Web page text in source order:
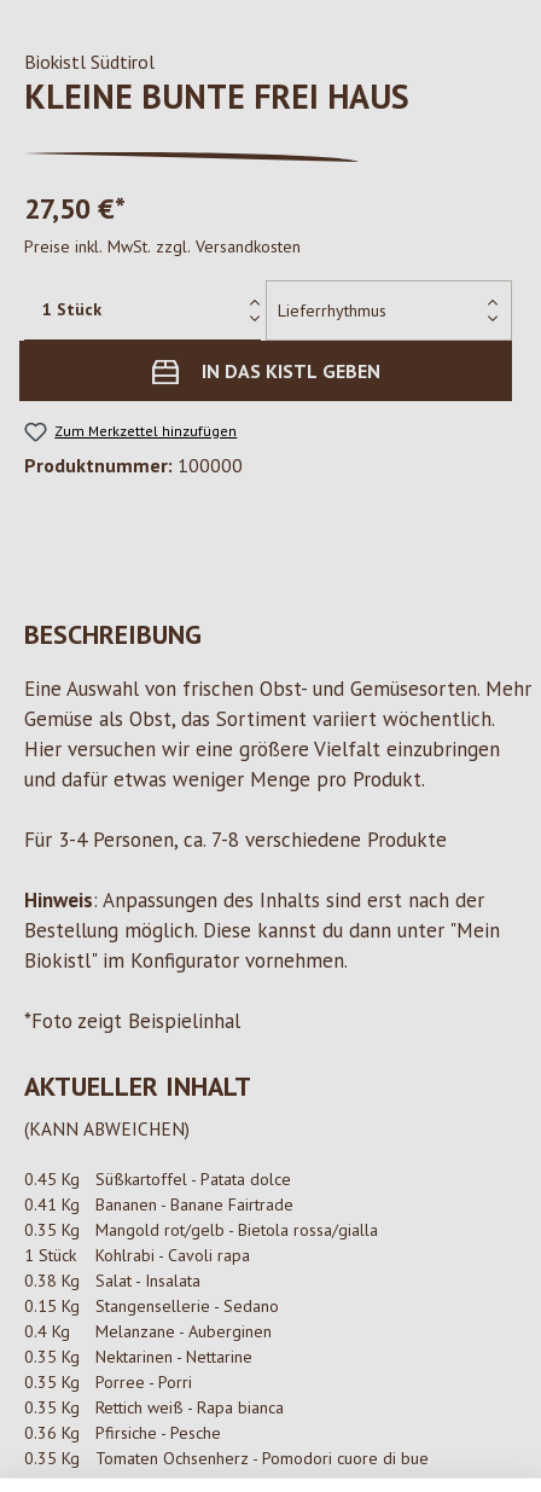
Biokistl Südtirol
KLEINE BUNTE FREI HAUS
27,50 €*
Preise inkl. MwSt. zzgl. Versandkosten
IN DAS KISTL GEBEN
Zum Merkzettel hinzufügen
Produktnummer: 100000
BESCHREIBUNG
Eine Auswahl von frischen Obst- und Gemüsesorten. Mehr
Gemüse als Obst, das Sortiment variiert wöchentlich.
Hier versuchen wir eine größere Vielfalt einzubringen
und dafür etwas weniger Menge pro Produkt.
Für 3-4 Personen, ca. 7-8 verschiedene Produkte
Hinweis: Anpassungen des Inhalts sind erst nach der
Bestellung möglich. Diese kannst du dann unter "Mein
Biokistl" im Konfigurator vornehmen.
*Foto zeigt Beispielinhal
AKTUELLER INHALT
(KANN ABWEICHEN)
0.45 Kg
Süßkartoffel - Patata dolce
0.41 Kg
Bananen - Banane Fairtrade
0.35 Kg
Mangold rot/gelb - Bietola rossa/gialla
1 Stück
Kohlrabi - Cavoli rapa
0.38 Kg
Salat - Insalata
0.15 Kg
Stangensellerie - Sedano
0.4 Kg
Melanzane - Auberginen
0.35 Kg
Nektarinen - Nettarine
0.35 Kg
Porree - Porri
0.35 Kg
Rettich weiß - Rapa bianca
0.36 Kg
Pfirsiche - Pesche
0.35 Kg
Tomaten Ochsenherz - Pomodori cuore di bue